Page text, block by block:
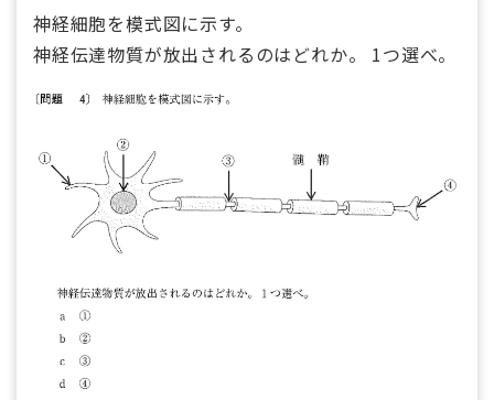
神経細胞を模式図に示す。
神経伝達物質が放出されるのはどれか。 1つ選べ。